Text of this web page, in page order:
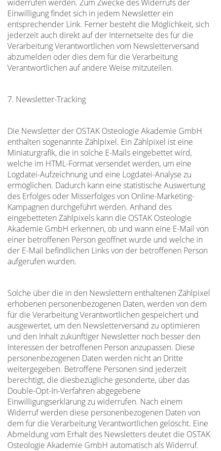
widerrufen werden. Zum Zwecke des Widerrufs der
Einwilligung findet sich in jedem Newsletter ein
entsprechender Link. Ferner besteht die Möglichkeit, sich
jederzeit auch direkt auf der Internetseite des für die
Verarbeitung Verantwortlichen vom Newsletterversand
abzumelden oder dies dem für die Verarbeitung
Verantwortlichen auf andere Weise mitzuteilen.
7. Newsletter-Tracking
Die Newsletter der OSTAK Osteologie Akademie GmbH
enthalten sogenannte Zählpixel. Ein Zählpixel ist eine
Miniaturgrafik, die in solche E-Mails eingebettet wird,
welche im HTML-Format versendet werden, um eine
Logdatei-Aufzeichnung und eine Logdatei-Analyse zu
ermöglichen. Dadurch kann eine statistische Auswertung
des Erfolges oder Misserfolges von Online-Marketing-
Kampagnen durchgeführt werden. Anhand des
eingebetteten Zählpixels kann die OSTAK Osteologie
Akademie GmbH erkennen, ob und wann eine E-Mail von
einer betroffenen Person geöffnet wurde und welche in
der E-Mail befindlichen Links von der betroffenen Person
aufgerufen wurden.
Solche über die in den Newslettern enthaltenen Zählpixel
erhobenen personenbezogenen Daten, werden von dem
für die Verarbeitung Verantwortlichen gespeichert und
ausgewertet, um den Newsletterversand zu optimieren
und den Inhalt zukünftiger Newsletter noch besser den
Interessen der betroffenen Person anzupassen. Diese
personenbezogenen Daten werden nicht an Dritte
weitergegeben. Betroffene Personen sind jederzeit
berechtigt, die diesbezügliche gesonderte, über das
Double-Opt-In-Verfahren abgegebene
Einwilligungserklärung zu widerrufen. Nach einem
Widerruf werden diese personenbezogenen Daten von
dem für die Verarbeitung Verantwortlichen gelöscht. Eine
Abmeldung vom Erhalt des Newsletters deutet die OSTAK
Osteologie Akademie GmbH automatisch als Widerruf.